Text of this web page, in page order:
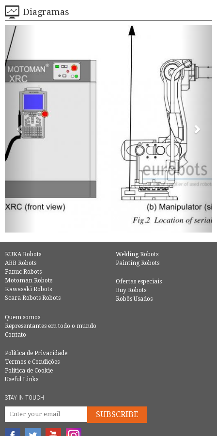
Diagramas
KUKA Robots
ABB Robots
Fanuc Robots
Motoman Robots
Kawasaki Robots
Scara Robots Robots
Welding Robots
Painting Robots
Ofertas especiais
Buy Robots
Robôs Usados
Quem somos
Representantes em todo o mundo
Contato
Política de Privacidade
Termos e Condições
Política de Cookie
Useful Links
STAY IN TOUCH
SUBSCRIBE